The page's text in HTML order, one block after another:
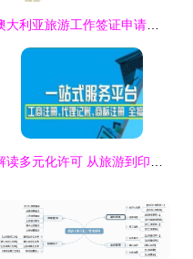
澳大利亚旅游工作签证申请指南与旅游业务结合策略
解读多元化许可 从旅游到印刷包装的业务合规之路